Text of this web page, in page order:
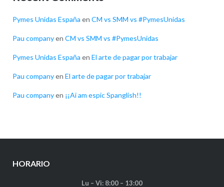
Pymes Unidas España en CM vs SMM vs #PymesUnidas
Pau companyen CM vs SMM vs #PymesUnidas
Pymes Unidas España en El arte de pagar por trabajar
Pau companyen El arte de pagar por trabajar
Pau companyen ¡¡Ai am espic Spanglish!!
HORARIO
Lu – Vi: 8:00 – 13:00